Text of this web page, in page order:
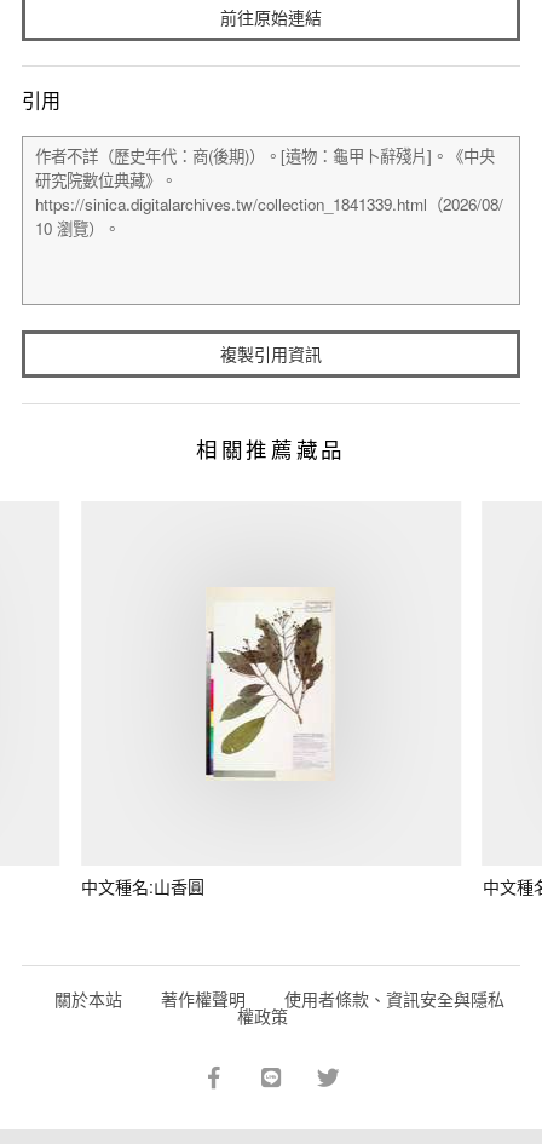
前往原始連結
引用
複製引用資訊
相關推薦藏品
中文種名:山香圓 中文種
關於本站 著作權聲明 使用者條款、資訊安全與隱私
權政策